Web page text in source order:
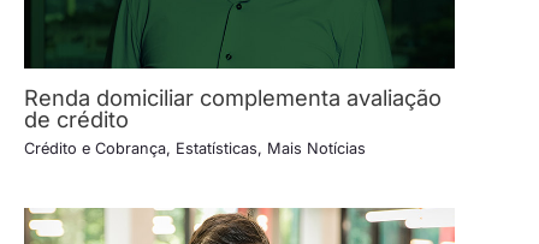
Renda domiciliar complementa avaliação
de crédito
Crédito e Cobrança, Estatísticas, Mais Notícias